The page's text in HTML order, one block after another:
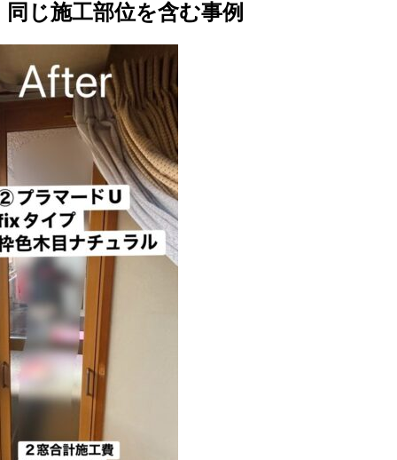
同じ施工部位を含む事例